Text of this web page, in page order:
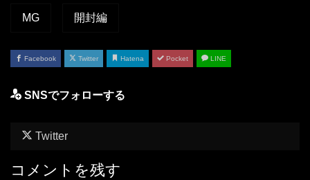
MG 開封編
Facebook Twitter Hatena Pocket LINE
SNSでフォローする
Twitter
コメントを残す